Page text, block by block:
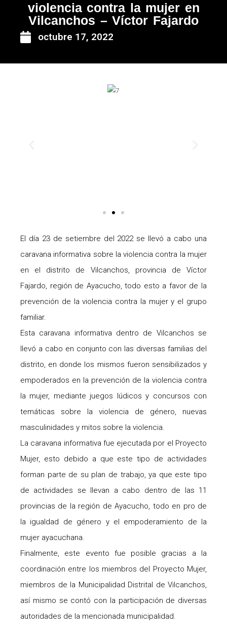
violencia contra la mujer en
Vilcanchos – Víctor Fajardo
octubre 17, 2022
El día 23 de setiembre del 2022 se llevó a cabo una
caravana informativa sobre la violencia contra la mujer
en el distrito de Vilcanchos, provincia de Víctor
Fajardo, región de Ayacucho, todo esto a favor de la
prevención de la violencia contra la mujer y el grupo
familiar.
Esta caravana informativa dentro de Vilcanchos se
llevó a cabo en conjunto con las diversas familias del
distrito, en donde los mismos fueron sensibilizados y
empoderados en la prevención de la violencia contra
la mujer, mediante juegos lúdicos y concursos con
temáticas sobre la violencia de género, nuevas
masculinidades y mitos sobre la violencia.
La caravana informativa fue ejecutada por el Proyecto
Mujer, esto debido a que este tipo de actividades
forman parte de su plan de trabajo, ya que este tipo
de actividades se llevan a cabo dentro de las 11
provincias de la región de Ayacucho, todo en pro de
la igualdad de género y el empoderamiento de la
mujer ayacuchana.
Finalmente, este evento fue posible gracias a la
coordinación entre los miembros del Proyecto Mujer,
miembros de la Municipalidad Distrital de Vilcanchos,
así mismo se contó con la participación de diversas
autoridades de la mencionada municipalidad.